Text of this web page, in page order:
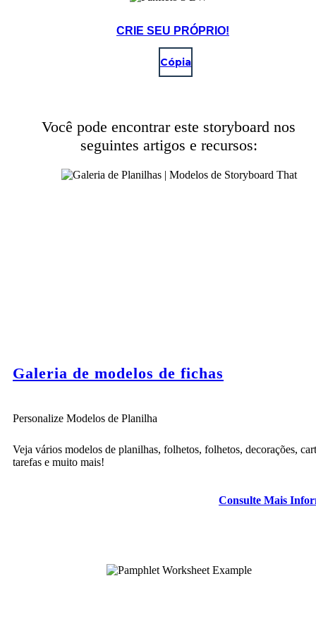
CRIE SEU PRÓPRIO!
Cópia
Você pode encontrar este storyboard nos
seguintes artigos e recursos:
Galeria de modelos de fichas
Personalize Modelos de Planilha
Veja vários modelos de planilhas, folhetos, folhetos, decorações,
tarefas e muito mais!
Consulte Mais